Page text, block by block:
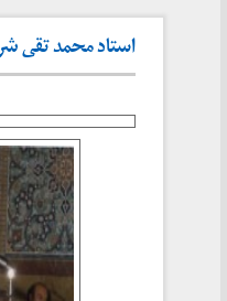
استاد محمد تقی شریعتی